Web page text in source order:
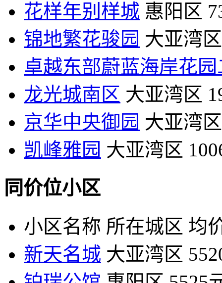
花样年别样城 惠阳区
锦地繁花骏园 大亚湾区
卓越东部蔚蓝海岸花园
龙光城南区 大亚湾区
京华中央御园 大亚湾区
凯峰雅园 大亚湾区
同价位小区
小区名称 所在城区 均
新天名城 大亚湾区